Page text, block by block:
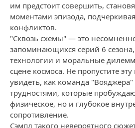
им предстоит совершить,
моментами эпизода,
конфликтов.
"Сквозь схемы" — это
запоминающихся серий 6
технологии и моральные
сцене космоса. Не пропустите
увидеть, как команда "Вояджера"
трудностями, которые
физическое, но и глубокое
сопротивление.
Сэмпл такого невероятного